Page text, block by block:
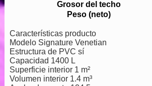
Grosor del techo
Peso (neto)
Características producto
Modelo Signature Venetian
Estructura de PVC sí
Capacidad 1400 L
Superficie interior 1 m²
Volumen interior 1.4 m³